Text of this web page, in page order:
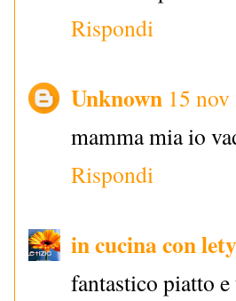
Rispondi
Unknown 15
mamma mia io
Rispondi
in cucina con lety
fantastico piatto